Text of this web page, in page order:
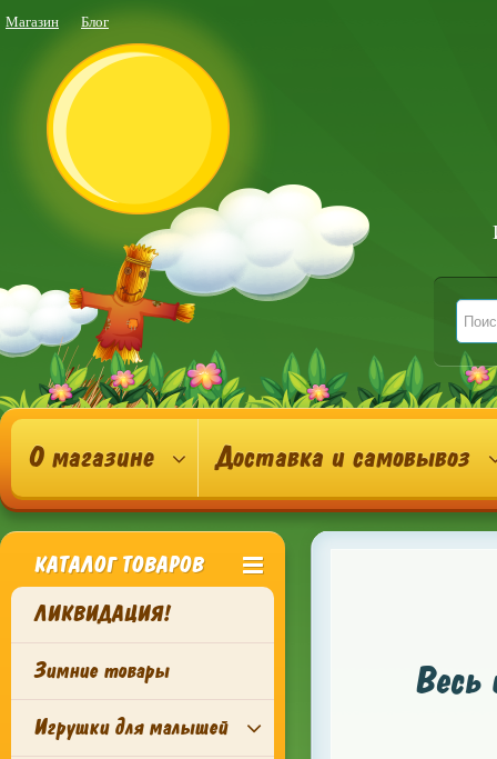
Магазин Блог
О магазине Доставка и самовывоз
КАТАЛОГ ТОВАРОВ
ЛИКВИДАЦИЯ!
Зимние товары
Игрушки для малышей
Весь